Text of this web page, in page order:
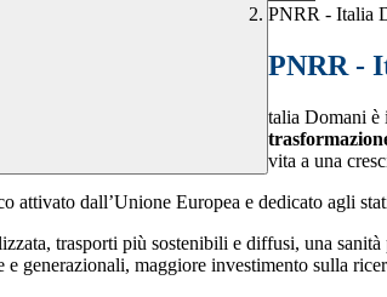
PNRR - Italia
PNRR -
talia Domani è
vita a una
attivato dall’Unione Europea e dedicato agli
trasporti più sostenibili e diffusi, una
generazionali, maggiore investimento sulla